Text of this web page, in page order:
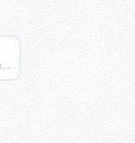
Cимулятор ноосферы